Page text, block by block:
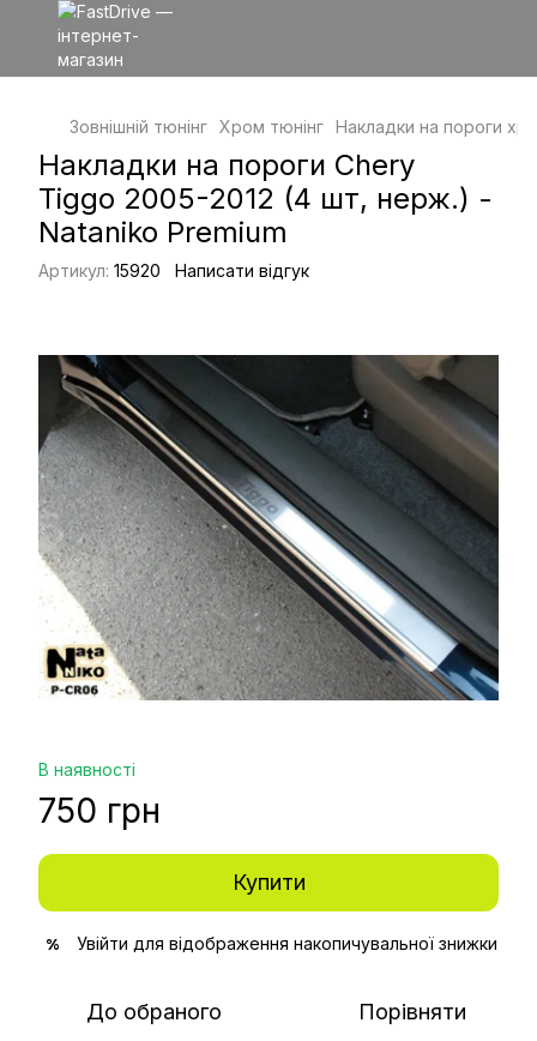
Зовнішній тюнінг Хром тюнінг Накладки на пороги
Накладки на пороги Chery
Tiggo 2005-2012 (4 шт, нерж.) -
Nataniko Premium
Артикул: 15920 Написати відгук
В наявності
750 грн
Купити
% Увійти для відображення накопичувальної знижки
До обраного Порівняти